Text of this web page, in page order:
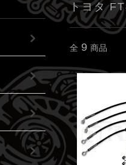
トヨタ
全 9 商品